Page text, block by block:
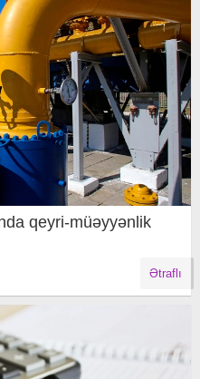
qeyri-müəyyənlik
Ətraflı